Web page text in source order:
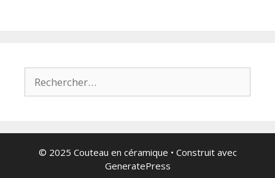
© 2025 Couteau en céramique • Construit avec
GeneratePress